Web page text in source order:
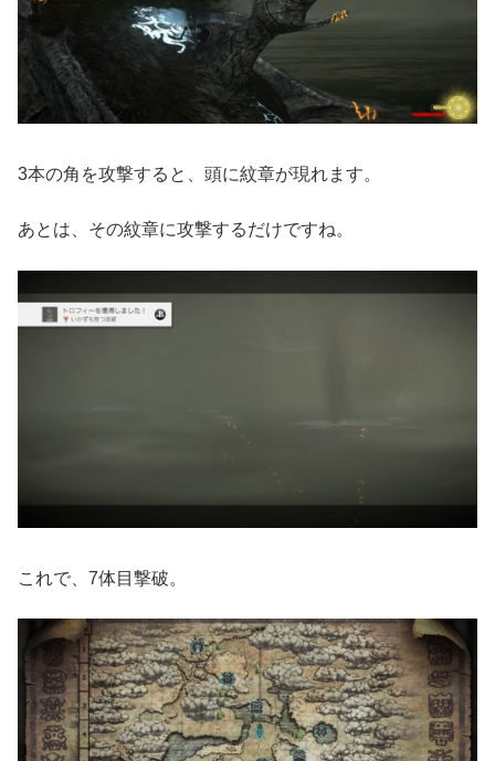
3本の角を攻撃すると、頭に紋章が現れます。
あとは、その紋章に攻撃するだけですね。
これで、7体目撃破。